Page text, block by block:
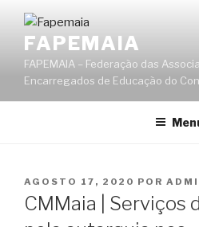
conteúdo
FAPEMAIA
FAPEMAIA – Federação das
Encarregados de Educação do
PUBLICADO
EM
AGOSTO 17, 2020 POR
CMMaia | Serviços